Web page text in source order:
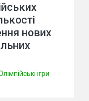
нових
ігри